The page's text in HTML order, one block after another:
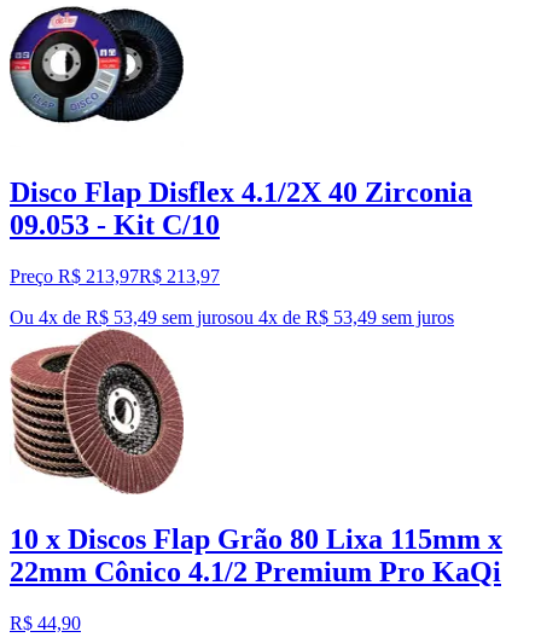
Disco Flap Disflex 4.1/2X 40 Zirconia
09.053 - Kit C/10
Preço R$ 213,97R$ 213,97
Ou 4x de R$ 53,49 sem jurosou 4x de R$ 53,49 sem juros
10 x Discos Flap Grão 80 Lixa 115mm x
22mm Cônico 4.1/2 Premium Pro KaQi
R$ 44,90